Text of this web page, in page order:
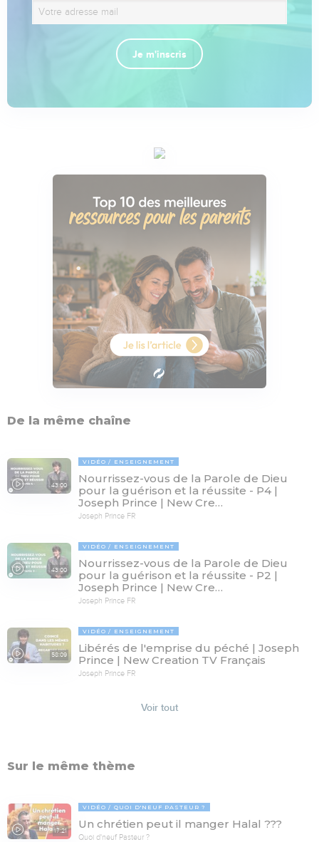
Je m'inscris
De la même chaîne
43:00
VIDÉO ENSEIGNEMENT
Nourrissez-vous de la Parole de Dieu
pour la guérison et la réussite - P4 |
Joseph Prince | New Cre…
Joseph Prince FR
43:00
VIDÉO ENSEIGNEMENT
Nourrissez-vous de la Parole de Dieu
pour la guérison et la réussite - P2 |
Joseph Prince | New Cre…
Joseph Prince FR
58:09
VIDÉO ENSEIGNEMENT
Libérés de l'emprise du péché | Joseph
Prince | New Creation TV Français
Joseph Prince FR
Voir tout
Sur le même thème
17:21
VIDÉO QUOI D'NEUF PASTEUR ?
Un chrétien peut il manger Halal ???
Quoi d'neuf Pasteur ?